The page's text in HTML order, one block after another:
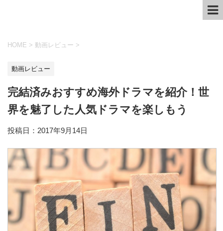
HOME > 動画レビュー >
動画レビュー
完結済みおすすめ海外ドラマを紹介！世
界を魅了した人気ドラマを楽しもう
投稿日： 2017年9月14日